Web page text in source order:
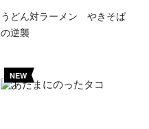
うどん対ラーメン やきそば
の逆襲
NEW